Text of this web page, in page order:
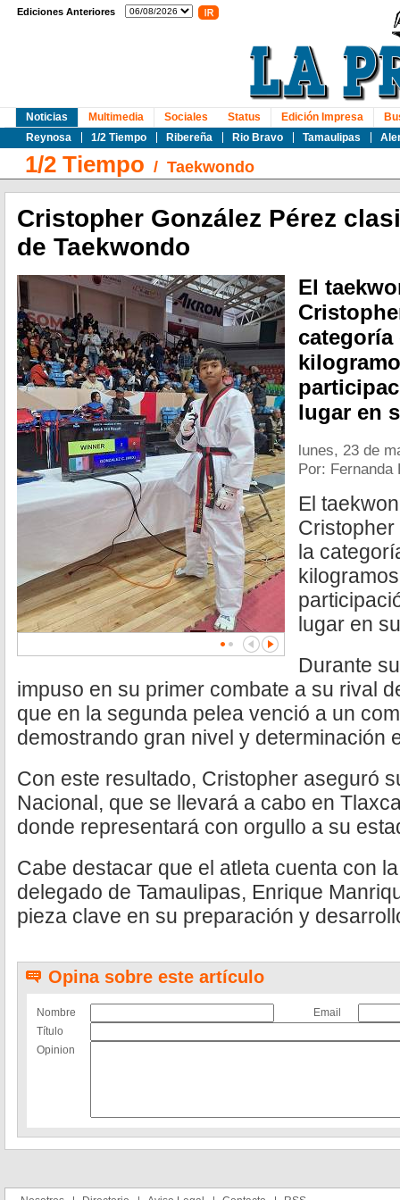
Ediciones Anteriores
Noticias
Reynosa
1/2 Tiempo Ribereña Rio Bravo Tamaulipas
Multimedia Sociales Status Edición Impresa
1/2 Tiempo / Taekwondo
Cristopher González Pérez
de Taekwondo
El
categoría
lugar en
lunes, 23 de
Por: Fernanda
El
la
lugar en
Durante
impuso en su primer combate a su rival
que en la segunda pelea venció a un
demostrando gran nivel y determinación
Con este resultado, Cristopher aseguró
Nacional, que se llevará a cabo en
donde representará con orgullo a su
Cabe destacar que el atleta cuenta con
delegado de Tamaulipas, Enrique
pieza clave en su preparación y
Opina sobre este artículo
Nombre
Email
Título
Opinion